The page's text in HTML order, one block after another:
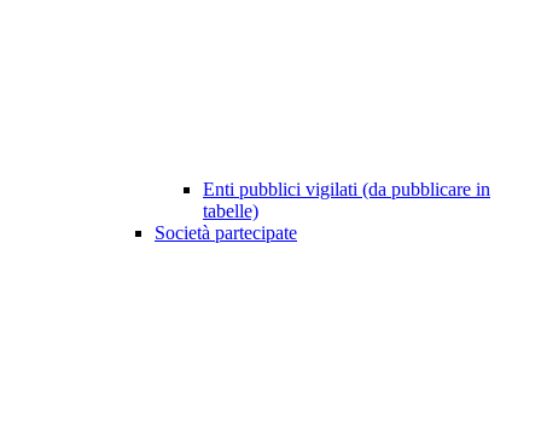
Enti pubblici vigilati (da pubblicare in
tabelle)
Società partecipate